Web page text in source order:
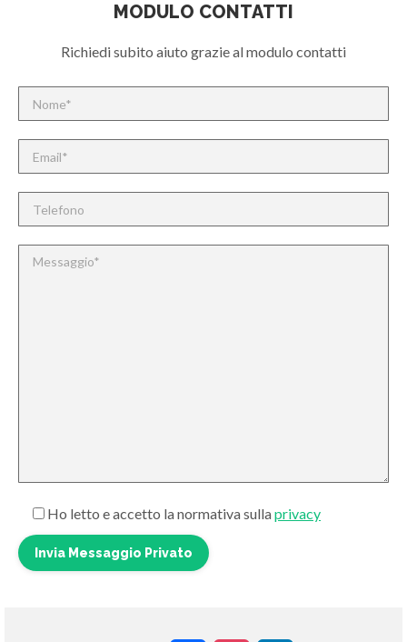
MODULO CONTATTI
Richiedi subito aiuto grazie al modulo contatti
Ho letto e accetto la normativa sullaprivacy